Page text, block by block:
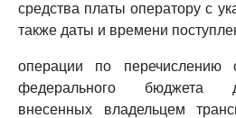
средства платы оператору с
также даты и времени
операции по перечислению
федерального бюджета
внесенных владельцем